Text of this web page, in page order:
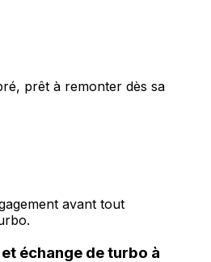
prêt à remonter dès sa
avant tout
échange de turbo à